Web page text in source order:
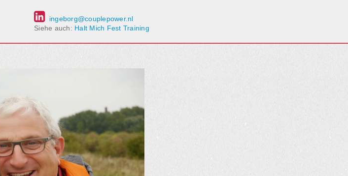
ingeborg@couplepower.nl
Siehe auch: Halt Mich Fest Training